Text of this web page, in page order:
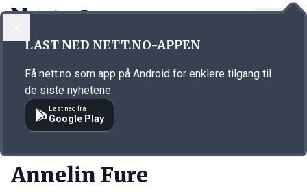
Annonsørinnhold
Annelin Fure
LAST NED NETT.NO-APPEN
Få nett.no som app på Android for enklere tilgang til
de siste nyhetene.
Last ned fra
Google Play